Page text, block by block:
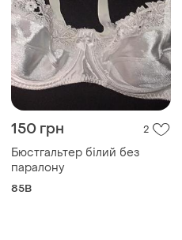
150 грн 2
Бюстгальтер білий без
паралону
85B